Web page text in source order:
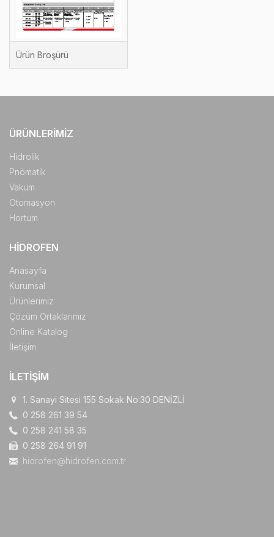
Ürün Broşürü
ÜRÜNLERIMIZ
Hidrolik
Pnömatik
Vakum
Otomasyon
Hortum
HIDROFEN
Anasayfa
Kurumsal
Ürünlerimiz
Çözüm Ortaklarımız
Online Katalog
İletişim
İLETIŞIM
1. Sanayi Sitesi 155 Sokak No:30 DENİZLİ
0 258 261 39 54
0 258 241 58 35
0 258 264 91 91
hidrofen@hidrofen.com.tr